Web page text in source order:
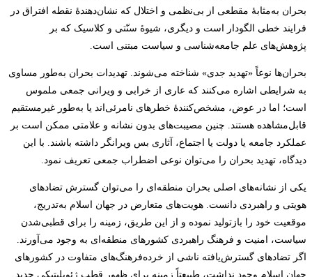
بحران به‌مثابۀ مقطعی از بی‌نظمی و اختلال که نشان‌دهندۀ نقطه افتراق در
فرایند خطی الگودار است و دیگری، شیوۀ سنّتی و کلاسیک که بر
پژوهش‌های علم جامعه‌شناسی و سیاست مبتنی است.
بحران‌ها نوعاً «تهدید جدی» شناخته می‌شوند. تهدیدات بحران به‌طور مساوی
به شرایطی اشاره می‌کنند که عاری از خرابی و ویرانی جمعی ملموس
است؛ اما در عوض، مشخص‌کنندۀ خطرهای نامرئی‌اند یا به‌طور غیرمستقیم
قابل‌مشاهده هستند. چنین مصیبت‌های بدون نشانه و علامتی ممکن است بر
عملکرد جامعه یا دولت یا اجتماع، آثاری بس ویرانگر داشته باشند. با این
دیدگاه، تهدید بحران را می‌توان نوعی اضطراب جمعی تعریف نمود.
یکی از نشانه‌های اصلی بحران منطقه‌ای را می‌توان گسترش تضادهای
هویتی و راهبردی دانست. هویت‌های متعارض در جهان اسلام به‌تدریج،
موقعیت خود را بازتولید نموده و از این طریق، زمینه را برای قطبی‌شدن
سیاست، امنیت و فرهنگ راهبردی کشورهای منطقه‌ای به وجود می‌آورند.
اگر تضادهای گسترش‌یافته ناشی از خرده‌فرهنگ‌های متفاوت در کشورهای
جهان اسلام وجود نداشت، طبیعتاً زمینه برای ظهور قطب ژئوپلیتیکی جدید